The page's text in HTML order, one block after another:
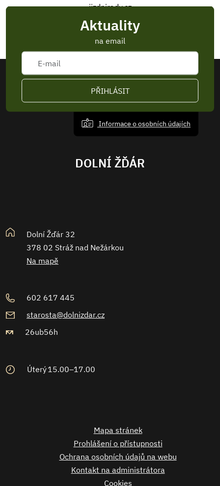
jizdnirady.cz
Aktuality
na email
PŘIHLÁSIT
Informace o osobních údajích
DOLNÍ ŽĎÁR
Dolní Žďár 32
378 02 Stráž nad Nežárkou
Na mapě
602 617 445
starosta@dolnizdar.cz
26ub56h
Úterý15.00–17.00
Mapa stránek
Prohlášení o přístupnosti
Ochrana osobních údajů na webu
Kontakt na administrátora
Cookies